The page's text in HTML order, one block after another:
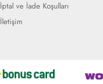
İptal ve İade Koşulları
İletişim